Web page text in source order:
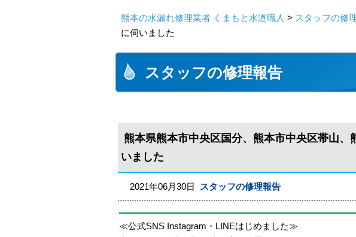
熊本の水漏れ修理業者 くまもと水道職人 > スタッフの修
に伺いました
スタッフの修理報告
熊本県熊本市中央区国分、熊本市中央区帯山、
いました
2021年06月30日 スタッフの修理報告
≪公式SNS Instagram・LINEはじめました≫